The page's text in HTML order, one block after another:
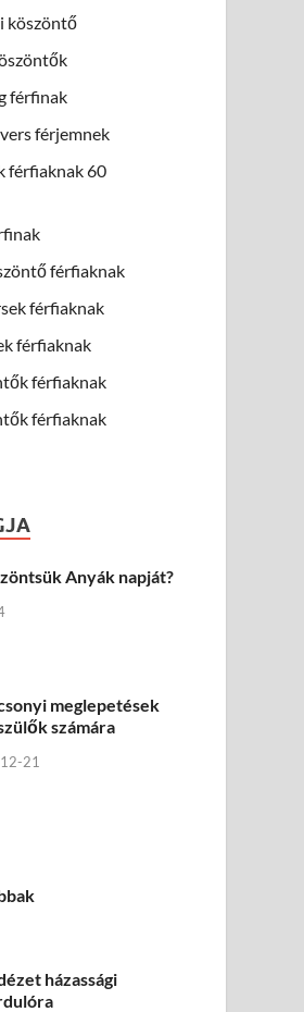
köszöntő
férfinak
férjemnek
férfiaknak 60
férfiaknak
férfiaknak
férfiaknak
férfiaknak
férfiaknak
Anyák napját?
meglepetések
számára
21
házassági